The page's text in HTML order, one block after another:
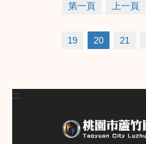
第一頁 上一頁
19 20 21
:::